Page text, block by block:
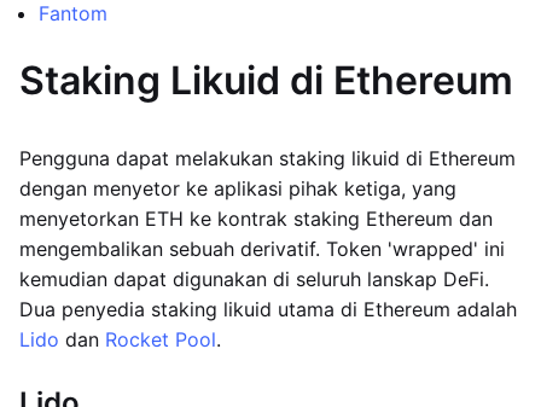
Fantom
Staking Likuid di Ethereum
Pengguna dapat melakukan staking likuid di Ethereum
dengan menyetor ke aplikasi pihak ketiga, yang
menyetorkan ETH ke kontrak staking Ethereum dan
mengembalikan sebuah derivatif. Token 'wrapped' ini
kemudian dapat digunakan di seluruh lanskap DeFi.
Dua penyedia staking likuid utama di Ethereum adalah
Lido dan Rocket Pool.